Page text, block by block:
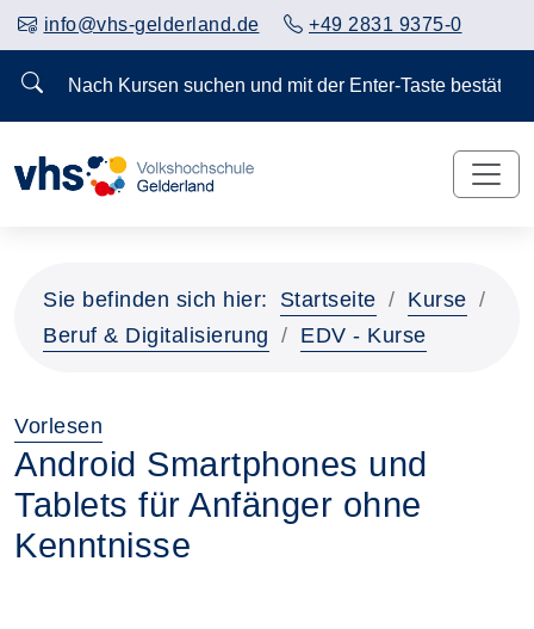
info@vhs-gelderland.de +49 2831 9375-0
Nach Kursen suchen und mit der Enter-Taste
Sie befinden sich hier: Startseite
Kurse
Beruf & Digitalisierung
EDV - Kurse
Vorlesen
Android Smartphones und
Tablets für Anfänger ohne
Kenntnisse